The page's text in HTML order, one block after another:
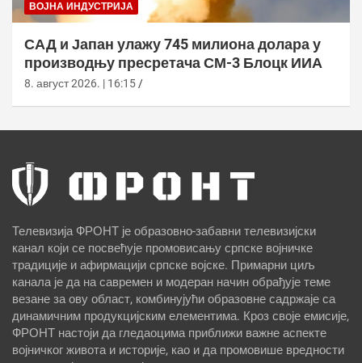
ВОЈНА ИНДУСТРИЈА
САД и Јапан улажу 745 милиона долара у
производњу пресретача СМ-3 Блоцк ИИА
8. август 2026. | 16:15
Телевизија ФРОНТ је образовно-забавни телевизијски
канал који се посвећује промовисању српске војничке
традиције и афирмацији српске војске. Примарни циљ
канала је да на савремен и модеран начин обрађује теме
везане за ову област, комбинујући образовне садржаје са
динамичним продукцијским елементима. Кроз своје емисије,
ФРОНТ настоји да гледаоцима приближи важне аспекте
војничког живота и историје, као и да промовише вредности